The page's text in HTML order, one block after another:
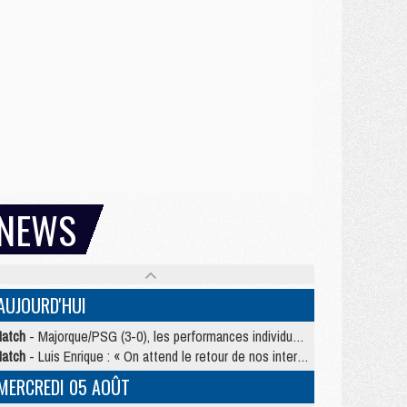
- Majorque/PSG (3-0), les performances individuelles
- Luis Enrique : « On attend le retour de nos internationaux »
05 AOÛT